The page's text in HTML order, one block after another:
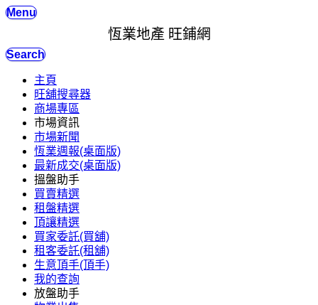
Menu
恆業地產 旺鋪網
Search
主頁
旺舖搜尋器
商場專區
市場資訊
市場新聞
恆業週報(桌面版)
最新成交(桌面版)
搵盤助手
買賣精選
租盤精選
頂讓精選
買家委託(買舖)
租客委託(租舖)
生意頂手(頂手)
我的查詢
放盤助手